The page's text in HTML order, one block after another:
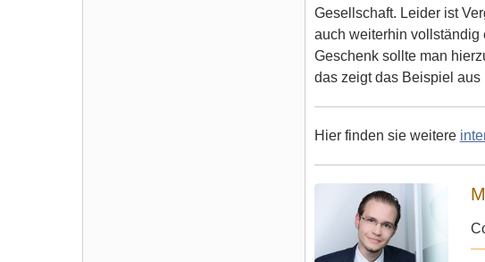
Gesellschaft. Leider ist
auch weiterhin vollständig
Geschenk sollte man
das zeigt das Beispiel aus
Hier finden sie weitere